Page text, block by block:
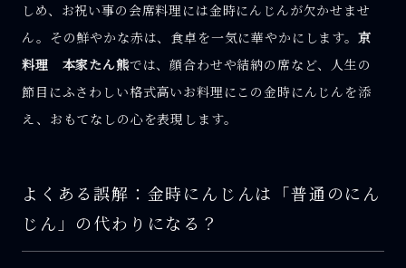
しめ、お祝い事の会席料理には金時にんじんが欠かせませ
ん。その鮮やかな赤は、食卓を一気に華やかにします。 京
料理 本家たん熊では、顔合わせや結納の席など、人生の
節目にふさわしい格式高いお料理にこの金時にんじんを添
え、おもてなしの心を表現します。
よくある誤解：金時にんじんは「普通のにん
じん」の代わりになる？